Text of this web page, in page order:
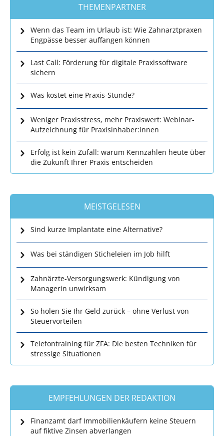
THEMENPARTNER
Wenn das Team im Urlaub ist: Wie Zahnarztpraxen
Engpässe besser auffangen können
Last Call: Förderung für digitale Praxissoftware
sichern
Was kostet eine Praxis-Stunde?
Weniger Praxisstress, mehr Praxiswert: Webinar-
Aufzeichnung für Praxisinhaber:innen
Erfolg ist kein Zufall: warum Kennzahlen heute über
die Zukunft Ihrer Praxis entscheiden
MEISTGELESEN
Sind kurze Implantate eine Alternative?
Was bei ständigen Sticheleien im Job hilft
Zahnärzte-Versorgungswerk: Kündigung von
Managerin unwirksam
So holen Sie Ihr Geld zurück – ohne Verlust von
Steuervorteilen
Telefontraining für ZFA: Die besten Techniken für
stressige Situationen
EMPFEHLUNGEN DER REDAKTION
Finanzamt darf Immobilienkäufern keine Steuern
auf fiktive Zinsen abverlangen